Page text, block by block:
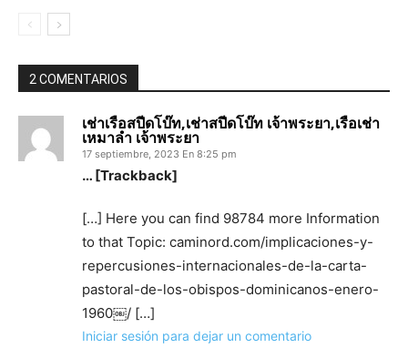
2 COMENTARIOS
เช่าเรือสปีดโบ๊ท,เช่าสปีดโบ๊ท เจ้าพระยา,เรือเช่า
เหมาลํา เจ้าพระยา
17 septiembre, 2023 En 8:25 pm
… [Trackback]
[…] Here you can find 98784 more Information
to that Topic: caminord.com/implicaciones-y-
repercusiones-internacionales-de-la-carta-
pastoral-de-los-obispos-dominicanos-enero-
1960￼/ […]
Iniciar sesión para dejar un comentario